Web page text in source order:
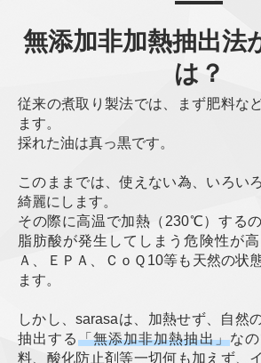
無添加非加熱抽出法
は？
従来の煮取り製法では、まず肥料な
ます。
採れた油は真っ黒です。
このままでは、使えない為、いろい
綺麗にします。
その際に高温で加熱（230℃）する
脂肪酸が発生してしまう危険性が
Ａ、ＥＰＡ、ＣｏＱ10等も天然の状
ます。
しかし、sarasaは、加熱せず、自然
抽出する「無添加非加熱抽出」な
料、酸化防止剤等一切何も加えず、